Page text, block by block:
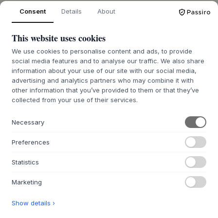
DODACÍ LHŮTA 7-14 DNÍ
FORM & REFINE
3 VARIANTY
7-9 TÝDNŮ DODACÍ LHŮTY
FORM & REFINE
Consent Details About
This website uses cookies
We use cookies to personalise content and ads, to provide
social media features and to analyse our traffic. We also share
information about your use of our site with our social media,
advertising and analytics partners who may combine it with
other information that you’ve provided to them or that they’ve
collected from your use of their services.
Necessary
Preferences
Statistics
Marketing
Show details ›